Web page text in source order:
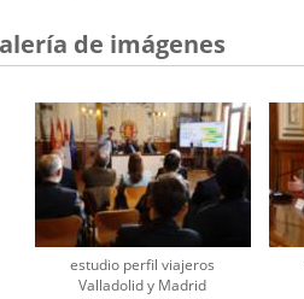
de imágenes
estudio perfil viajeros
Valladolid y Madrid